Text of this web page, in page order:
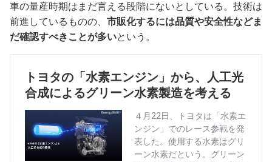
車の量産時期はまだ言える段階にないとしている。技術は
前進しているものの、 市販化するには品質や安全性などま
だ確認すべきことが多いという。